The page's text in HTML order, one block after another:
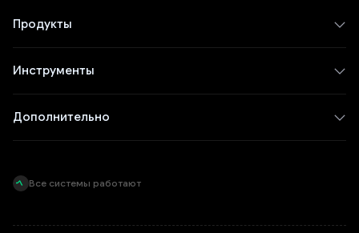
Продукты
Инструменты
Дополнительно
Все системы работают